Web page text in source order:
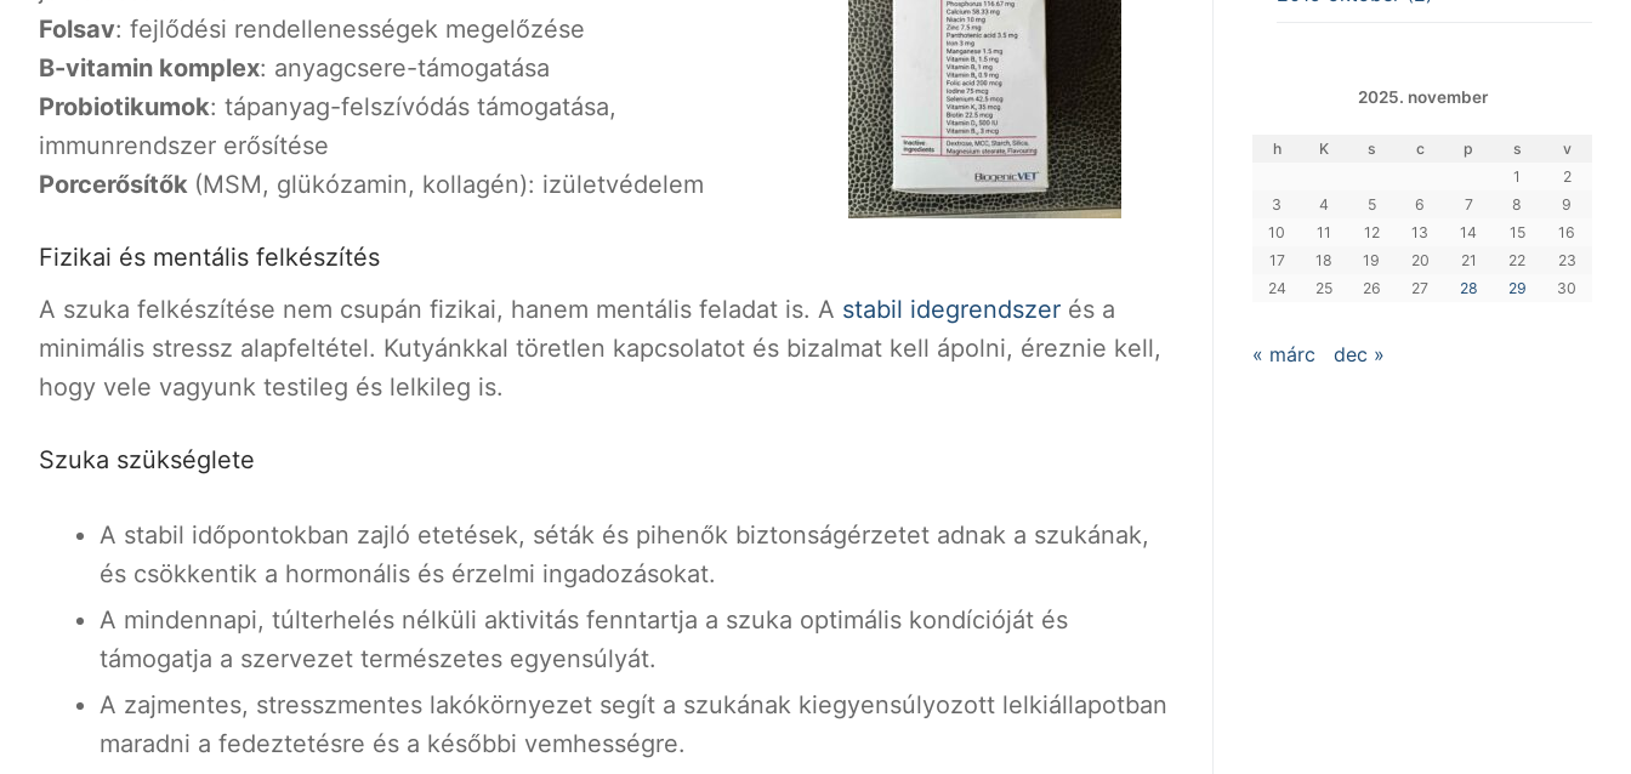
Folsav: fejlődési rendellenességek megelőzése
B-vitamin komplex: anyagcsere-támogatása
Probiotikumok: tápanyag-felszívódás támogatása,
immunrendszer erősítése
Porcerősítők (MSM, glükózamin, kollagén): izületvédelem
Fizikai és mentális felkészítés
A szuka felkészítése nem csupán fizikai, hanem mentális feladat is. A stabil idegrendszer és a
minimális stressz alapfeltétel. Kutyánkkal töretlen kapcsolatot és bizalmat kell ápolni, éreznie kell,
hogy vele vagyunk testileg és lelkileg is.
Szuka szükséglete
A stabil időpontokban zajló etetések, séták és pihenők biztonságérzetet adnak a szukának,
és csökkentik a hormonális és érzelmi ingadozásokat.
A mindennapi, túlterhelés nélküli aktivitás fenntartja a szuka optimális kondícióját és
támogatja a szervezet természetes egyensúlyát.
A zajmentes, stresszmentes lakókörnyezet segít a szukának kiegyensúlyozott lelkiállapotban
maradni a fedeztetésre és a későbbi vemhességre.
2025. november
h K s c p s
v
1
2
3
4 5 6 7 8
9
10
11 12 13 14 15
16
17
18 19 20 21 22
23
24
25 26 27 28 29 30
« márc dec »